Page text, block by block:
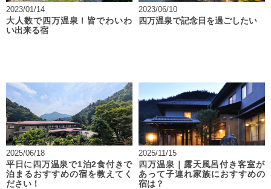
2023/01/14
大人数で四万温泉！皆でわいわ
い出来る宿
2023/06/10
四万温泉で記念日を過ごしたい
2025/06/18
平日に四万温泉で1泊2食付きで
泊まるおすすめの宿を教えてく
ださい！
2025/11/15
四万温泉｜露天風呂付き客室が
あって子連れ家族におすすめの
宿は？